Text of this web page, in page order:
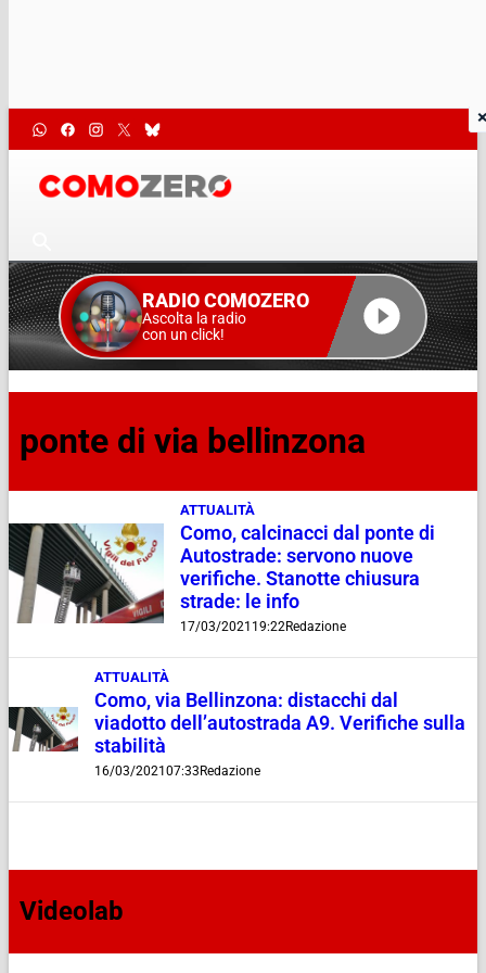
RADIO COMOZERO
Ascolta la radio
con un click!
ponte di via bellinzona
ATTUALITÀ
Como, calcinacci dal ponte di
Autostrade: servono nuove
verifiche. Stanotte chiusura
strade: le info
17/03/2021 19:22Redazione
ATTUALITÀ
Como, via Bellinzona: distacchi dal
viadotto dell’autostrada A9. Verifiche sulla
stabilità
16/03/202107:33Redazione
Videolab